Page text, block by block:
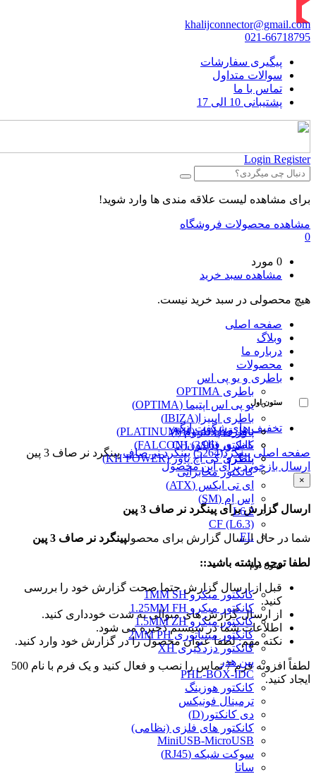
khalijconnector@gmail.com
021-66718795
پیگیری سفارشات
سوالات متداول
تماس با ما
پشتیبانی 10 الی 17
Login Register
برای مشاهده لیست علاقه مندی ها وارد شوید!
مشاهده محصولات فروشگاه
0
0 مورد
مشاهده سبد خرید
هیچ محصولی در سبد خرید نیست.
صفحه اصلی
وبلاگ
درباره ما
محصولات
ستون اول
پاور قفل دار (VH)
کانکتور (3/96) CH
پینگرد
کانکتور مخابراتی
ای تی ایکس (ATX)
اِس اِم (SM)
L6.2
CF (L6.3)
EL
ستون دوم
کانکتور میکرو 1MM SH
کانکتور میکرو 1.25MM FH
کانکتور میکرو 1.5MM ZH
کانکتور مینیاتوری 2MM PH
کانکتور دزدگیری XH
پین هدر
PHL-BOX-IDC
کانکتور هوزینگ
ترمینال فونیکس
دی کانکتور(D)
کانکتور های فلزی (نظامی)
MiniUSB-MicroUSB
سوکت شبکه (RJ45)
ساتا
باطری و یو پی اس
باطری OPTIMA
یو پی اس اپتیما (OPTIMA)
باطری ایبیزا(IBIZA)
باطری پلاتینیوم (PLATINUM)
باطری فالکون(FALCON)
باطری کی اچ پاور (KH POWER)
تخفیف های شگفت انگیز
صفحه اصلی پینگرد(5264) پینگرد نر صاف پینگرد نر صاف 3 پین
ارسال بازخورد برای این محصول
×
ارسال گزارش برای پینگرد نر صاف 3 پین
شما در حال ارسال گزارش برای محصولپینگرد نر صاف 3 پین
لطفا توجه داشته باشید::
قبل از ارسال گزارش حتما صحت گزارش خود را بررسی
کنید.
از ارسال گزارش های متوالی به شدت خودداری کنید.
اطلاعات شما در سیستم ذخیره می شود.
نکته مهم: لطفا عنوان محصول را در گزارش خود وارد کنید.
لطفاً افزونه فرم 7 تماس را نصب و فعال کنید و یک فرم با نام 500
ایجاد کنید.